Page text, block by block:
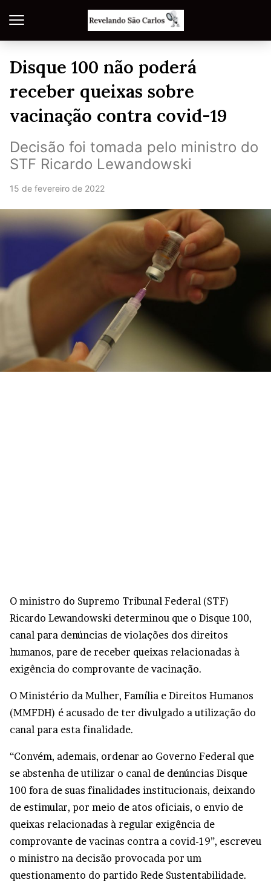
Disque 100 não poderá
receber queixas sobre
vacinação contra covid-19
Decisão foi tomada pelo ministro do
STF Ricardo Lewandowski
15 de fevereiro de 2022
O ministro do Supremo Tribunal Federal (STF)
Ricardo Lewandowski determinou que o Disque 100,
canal para denúncias de violações dos direitos
humanos, pare de receber queixas relacionadas à
exigência do comprovante de vacinação.
O Ministério da Mulher, Família e Direitos Humanos
(MMFDH) é acusado de ter divulgado a utilização do
canal para esta finalidade.
“Convém, ademais, ordenar ao Governo Federal que
se abstenha de utilizar o canal de denúncias Disque
100 fora de suas finalidades institucionais, deixando
de estimular, por meio de atos oficiais, o envio de
queixas relacionadas à regular exigência de
comprovante de vacinas contra a covid-19”, escreveu
o ministro na decisão provocada por um
questionamento do partido Rede Sustentabilidade.